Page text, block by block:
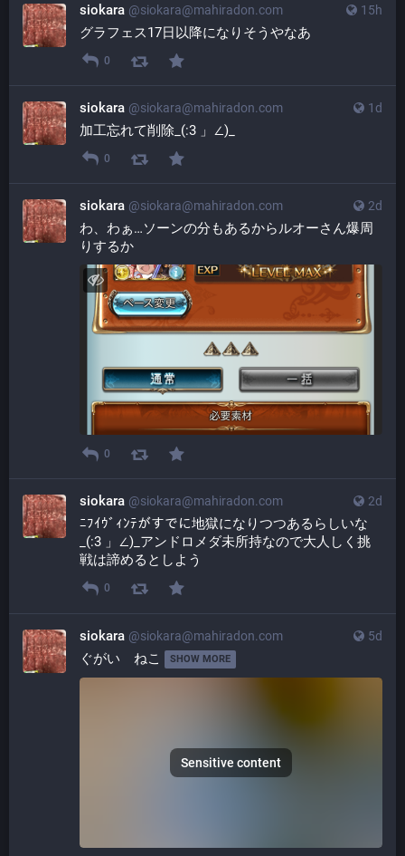
15h
siokara @siokara@mahiradon.com
グラフェス17日以降になりそうやなあ
0
1d
siokara @siokara@mahiradon.com
加工忘れて削除_(:3 」∠)_
0
2d
siokara @siokara@mahiradon.com
わ、わぁ…ソーンの分もあるからルオーさん爆周
りするか
0
2d
siokara @siokara@mahiradon.com
ﾆﾌｲｳﾞｨﾝﾃがすでに地獄になりつつあるらしいな
_(:3 」∠)_アンドロメダ未所持なので大人しく挑
戦は諦めるとしよう
0
5d
siokara @siokara@mahiradon.com
ぐがい　ねこ SHOW MORE
Sensitive content